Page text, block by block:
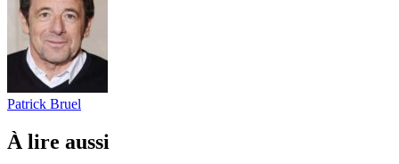
Patrick Bruel
À lire aussi